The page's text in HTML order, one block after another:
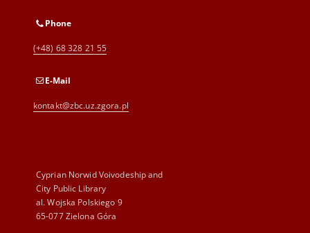
Phone
(+48) 68 328 21 55
E-Mail
kontakt@zbc.uz.zgora.pl
Cyprian Norwid Voivodeship and
City Public Library
al. Wojska Polskiego 9
65-077 Zielona Góra